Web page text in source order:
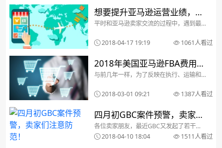
平台上侵权事件常...
想要提升亚马逊运营业绩，不
妨从以下六方面下功夫！
平时和亚马逊卖家交流的过程中，遇到最
如果卖家不关心销量，那运营基本上就很
难有起色了，就像成功学里说的那样，想
会更好一点。可是...
2018-04-17 19:19 1061人看过
2018年美国亚马逊FBA费用变
更：2月22日生效，
Fulfillment Fee将采用全年通
用费率
与前几年一样，为了反映在执行、运输和
FBA费用将会被调整。新的FBA费用体系将
于2018年2月22日生效。卖家应该及时获
2018年...
2018-03-01 09:21 1387人看过
四月初GBC案件预警，卖家们
注意防范！
各位卖家朋友，最近GBC又发起了若干案
件，有3个已经开始冻结，列表如下：
1)SanDisk(目前还不能在GBC网站查询，
2018-04-10 18:04 1511人看过